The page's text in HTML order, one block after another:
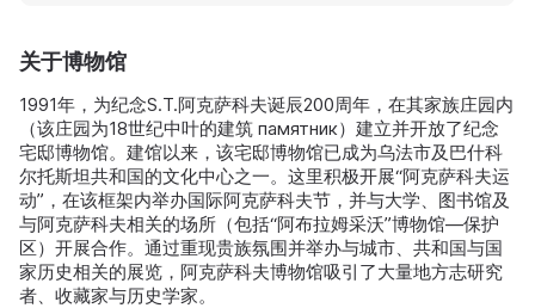
关于博物馆
1991年，为纪念S.Т.阿克萨科夫诞辰200周年，在其家族庄园内
（该庄园为18世纪中叶的建筑 памятник）建立并开放了纪念
宅邸博物馆。建馆以来，该宅邸博物馆已成为乌法市及巴什科
尔托斯坦共和国的文化中心之一。这里积极开展“阿克萨科夫运
动”，在该框架内举办国际阿克萨科夫节，并与大学、图书馆及
与阿克萨科夫相关的场所（包括“阿布拉姆采沃”博物馆—保护
区）开展合作。通过重现贵族氛围并举办与城市、共和国与国
家历史相关的展览，阿克萨科夫博物馆吸引了大量地方志研究
者、收藏家与历史学家。